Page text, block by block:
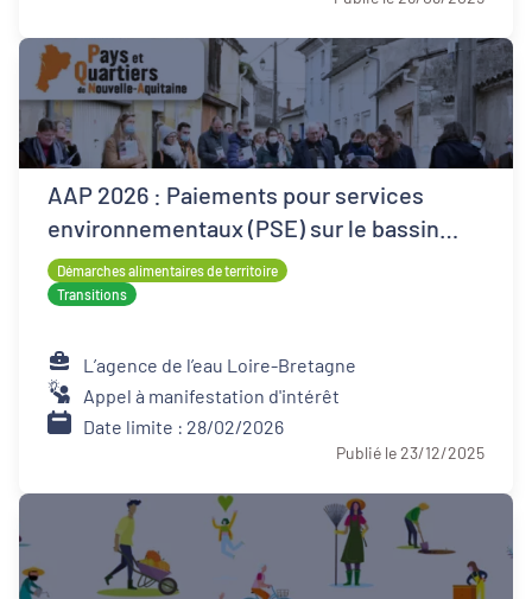
AAP 2026 : Paiements pour services
environnementaux (PSE) sur le bassin
Loire-Bretagne
Démarches alimentaires de territoire
Transitions
L’agence de l’eau Loire-Bretagne
Appel à manifestation d'intérêt
Date limite : 28/02/2026
Publié le 23/12/2025